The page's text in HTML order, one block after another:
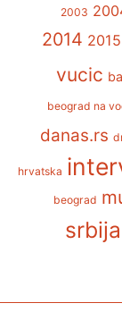
2003
2014 2015
vucic
beograd na
danas.rs
hrvatska
beograd
srbija